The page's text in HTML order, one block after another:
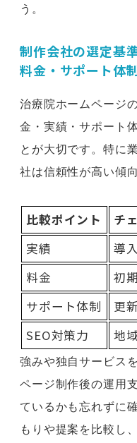
う。
制作会社の選定基
料金・サポート体
治療院ホームページ
金・実績・サポート
とが大切です。特に
社は信頼性が高い傾
比較ポイント
チ
実績
導
料金
初
サポート体制
更
SEO対策力
地
強みや独自サービス
ページ制作後の運用
ているかも忘れずに
もりや提案を比較し